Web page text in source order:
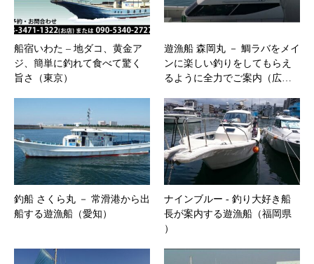
船宿いわた – 地ダコ、黄金ア
ジ、簡単に釣れて食べて驚く
旨さ（東京）
遊漁船 森岡丸 － 鯛ラバをメイ
ンに楽しい釣りをしてもらえ
るように全力でご案内（広…
釣船 さくら丸 － 常滑港から出
船する遊漁船（愛知）
ナインブルー ‐ 釣り大好き船
長が案内する遊漁船（福岡県
）